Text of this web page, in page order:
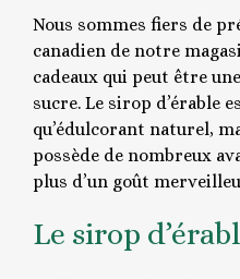
Nous sommes fiers de
canadien de notre
cadeaux qui peut être
sucre. Le sirop d’érable
qu’édulcorant naturel,
possède de nombreux
plus d’un goût
Le sirop